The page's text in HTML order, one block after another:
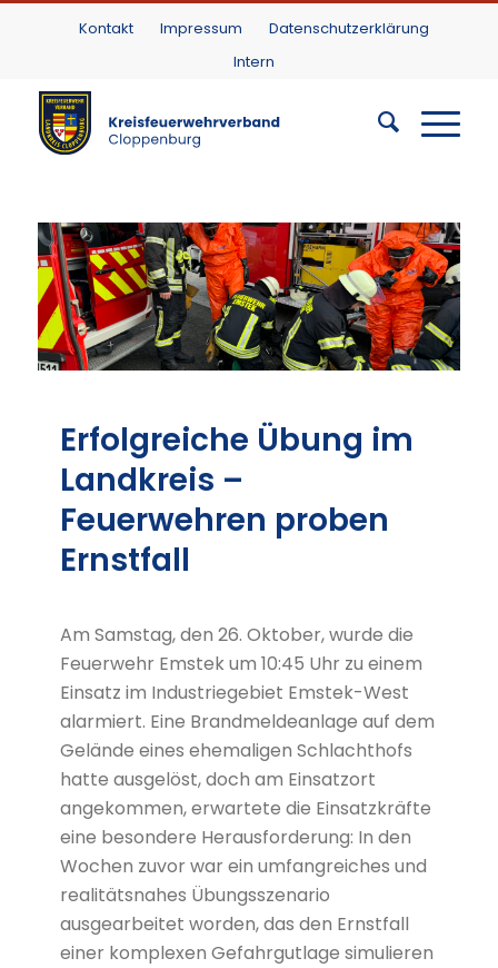
Kontakt Impressum
Datenschutzerklärung
Intern
Erfolgreiche Übung im
Landkreis –
Feuerwehren proben
Ernstfall
Am Samstag, den 26. Oktober, wurde die
Feuerwehr Emstek um 10:45 Uhr zu einem
Einsatz im Industriegebiet Emstek-West
alarmiert. Eine Brandmeldeanlage auf dem
Gelände eines ehemaligen Schlachthofs
hatte ausgelöst, doch am Einsatzort
angekommen, erwartete die Einsatzkräfte
eine besondere Herausforderung: In den
Wochen zuvor war ein umfangreiches und
realitätsnahes Übungsszenario
ausgearbeitet worden, das den Ernstfall
einer komplexen Gefahrgutlage simulieren